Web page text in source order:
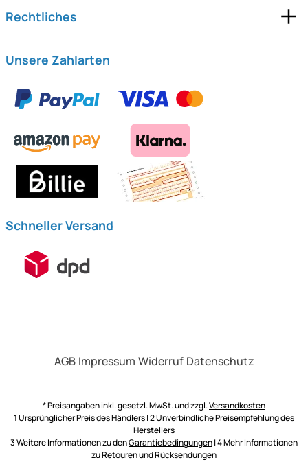
Rechtliches
Unsere Zahlarten
Schneller Versand
AGB Impressum Widerruf Datenschutz
* Preisangaben inkl. gesetzl. MwSt. und zzgl.Versandkosten
1 Ursprünglicher Preis des Händlers | 2 Unverbindliche Preisempfehlung des
Herstellers
3 Weitere Informationen zu denGarantiebedingungen| 4 Mehr Informationen
zuRetouren und Rücksendungen